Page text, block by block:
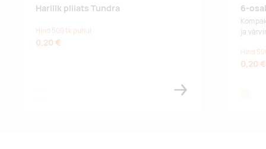
Harilik pliiats Tundra
Hind 500 tk puhul
0,20 €
6-
ja
Hind
0,20 €